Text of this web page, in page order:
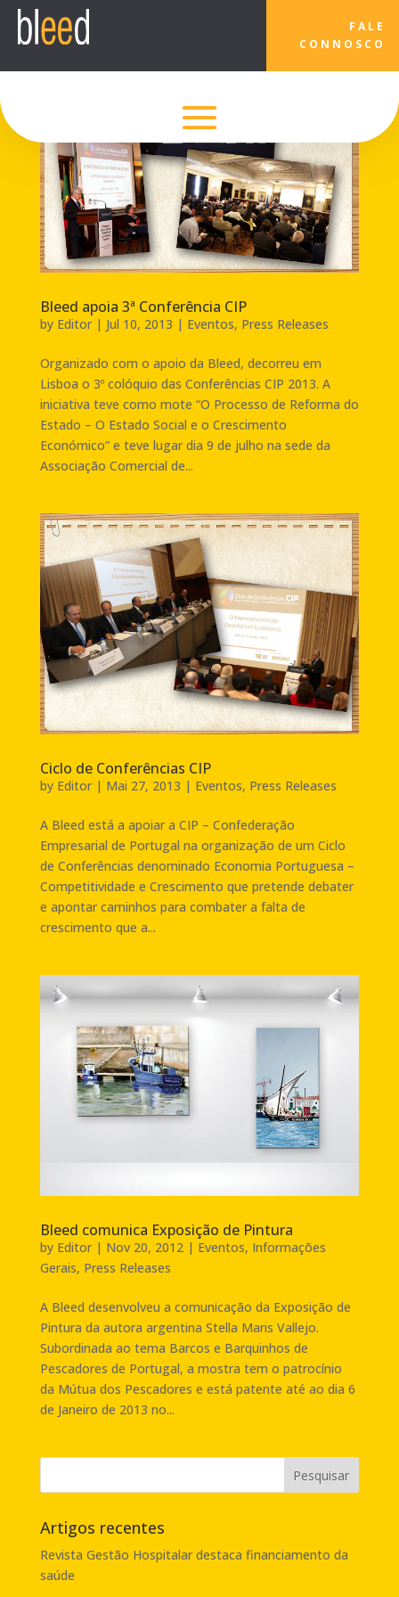
FALE
CONNOSCO
Bleed apoia 3ª Conferência CIP
by Editor| Jul 10, 2013 | Eventos, Press Releases
Organizado com o apoio da Bleed, decorreu em
Lisboa o 3º colóquio das Conferências CIP 2013. A
iniciativa teve como mote “O Processo de Reforma do
Estado – O Estado Social e o Crescimento
Económico” e teve lugar dia 9 de julho na sede da
Associação Comercial de...
Ciclo de Conferências CIP
by Editor| Mai 27, 2013 | Eventos, Press Releases
A Bleed está a apoiar a CIP – Confederação
Empresarial de Portugal na organização de um Ciclo
de Conferências denominado Economia Portuguesa –
Competitividade e Crescimento que pretende debater
e apontar caminhos para combater a falta de
crescimento que a...
Bleed comunica Exposição de Pintura
by Editor| Nov 20, 2012| Eventos, Informações
Gerais, Press Releases
A Bleed desenvolveu a comunicação da Exposição de
Pintura da autora argentina Stella Maris Vallejo.
Subordinada ao tema Barcos e Barquinhos de
Pescadores de Portugal, a mostra tem o patrocínio
da Mútua dos Pescadores e está patente até ao dia 6
de Janeiro de 2013 no...
Artigos recentes
Revista Gestão Hospitalar destaca financiamento da
saúde